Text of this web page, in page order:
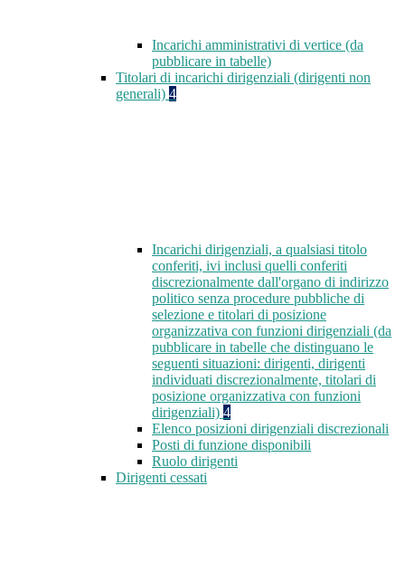
Incarichi amministrativi di vertice (da
pubblicare in tabelle)
Titolari di incarichi dirigenziali (dirigenti non
generali) 4
Incarichi dirigenziali, a qualsiasi titolo
conferiti, ivi inclusi quelli conferiti
discrezionalmente dall'organo di indirizzo
politico senza procedure pubbliche di
selezione e titolari di posizione
organizzativa con funzioni dirigenziali (da
pubblicare in tabelle che distinguano le
seguenti situazioni: dirigenti, dirigenti
individuati discrezionalmente, titolari di
posizione organizzativa con funzioni
dirigenziali) 4
Elenco posizioni dirigenziali discrezionali
Posti di funzione disponibili
Ruolo dirigenti
Dirigenti cessati